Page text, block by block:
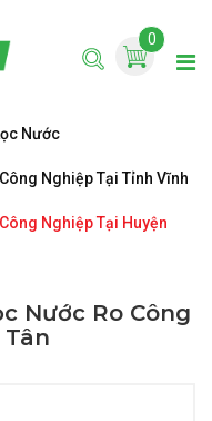
0
Nước
Nghiệp Tại Tỉnh Vĩnh
Nghiệp Tại Huyện
Nước Ro Công